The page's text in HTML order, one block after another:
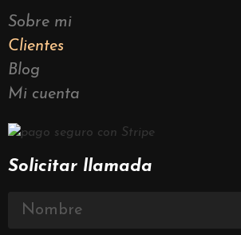
Sobre mi
Clientes
Blog
Mi cuenta
Solicitar llamada